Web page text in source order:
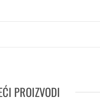
PROIZVODI